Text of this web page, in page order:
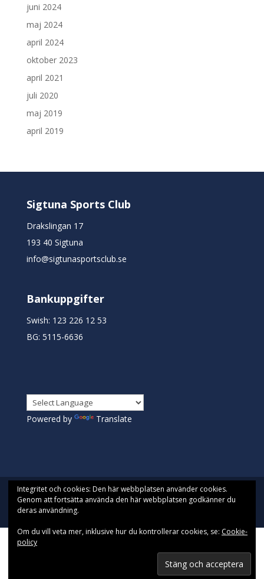
juni 2024
maj 2024
april 2024
oktober 2023
april 2021
juli 2020
maj 2019
april 2019
Sigtuna Sports Club
Drakslingan 17
193 40 Sigtuna
info@sigtunasportsclub.se
Bankuppgifter
Swish: 123 226 12 53
BG: 5115-6636
Powered by Translate
Designad av
Integritet och cookies: Den här webbplatsen använder cookies.
Genom att fortsätta använda den här webbplatsen godkänner du
deras användning.
Om du vill veta mer, inklusive hur du kontrollerar cookies, se: Cookie-
policy